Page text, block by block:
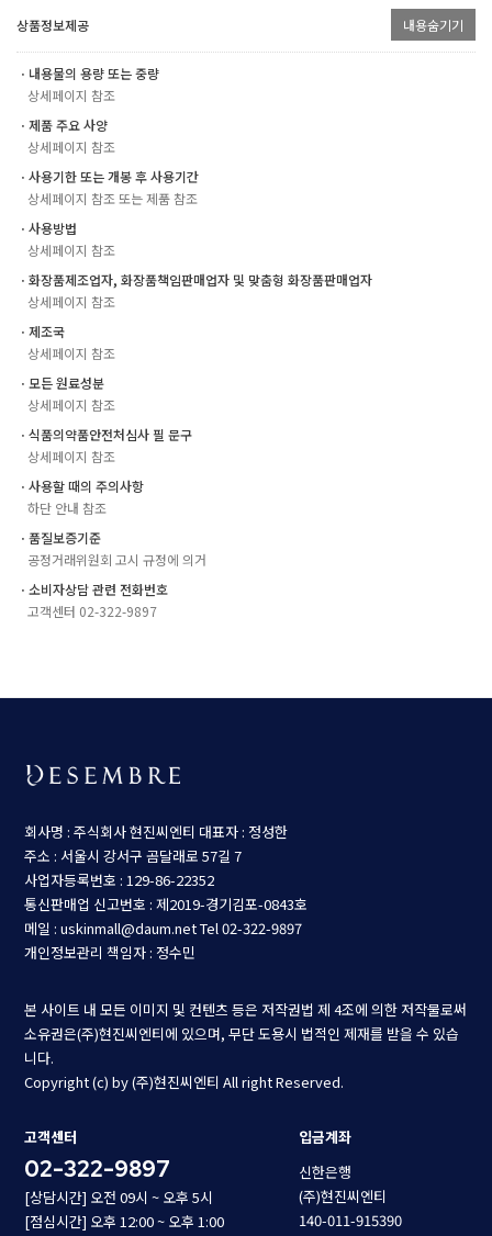
상품정보제공 내용숨기기
ㆍ내용물의 용량 또는 중량
상세페이지 참조
ㆍ제품 주요 사양
상세페이지 참조
ㆍ사용기한 또는 개봉 후 사용기간
상세페이지 참조 또는 제품 참조
ㆍ사용방법
상세페이지 참조
ㆍ화장품제조업자, 화장품책임판매업자 및 맞춤형 화장품판매업자
상세페이지 참조
ㆍ제조국
상세페이지 참조
ㆍ모든 원료성분
상세페이지 참조
ㆍ식품의약품안전처심사 필 문구
상세페이지 참조
ㆍ사용할 때의 주의사항
하단 안내 참조
ㆍ품질보증기준
공정거래위원회 고시 규정에 의거
ㆍ소비자상담 관련 전화번호
고객센터 02-322-9897
회사명 : 주식회사 현진씨엔티 대표자 : 정성한
주소 : 서울시 강서구 곰달래로 57길 7
사업자등록번호 : 129-86-22352
통신판매업 신고번호 : 제2019-경기김포-0843호
메일 : uskinmall@daum.netTel 02-322-9897
개인정보관리 책임자 : 정수민
본 사이트 내 모든 이미지 및 컨텐츠 등은 저작권법 제 4조에 의한 저작물로써
소유권은(주)현진씨엔티에 있으며, 무단 도용시 법적인 제재를 받을 수 있습
니다.
Copyright (c) by (주)현진씨엔티 All right Reserved.
고객센터
02-322-9897
[상담시간] 오전 09시 ~ 오후 5시
[점심시간] 오후 12:00 ~ 오후 1:00
입금계좌
신한은행
(주)현진씨엔티
140-011-915390